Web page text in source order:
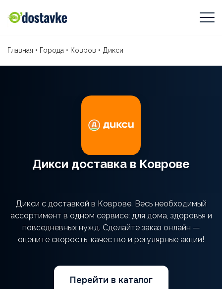
Главная • Города • Ковров • Дикси
Дикси доставка в Коврове
Дикси с доставкой в Коврове. Весь необходимый
ассортимент в одном сервисе: для дома, здоровья и
повседневных нужд. Сделайте заказ онлайн —
оцените скорость, качество и регулярные акции!
Перейти в каталог